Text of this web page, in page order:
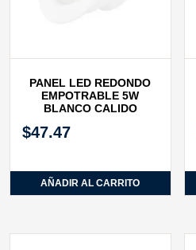
PANEL LED REDONDO
EMPOTRABLE 5W
BLANCO CALIDO
$47.47
AÑADIR AL CARRITO